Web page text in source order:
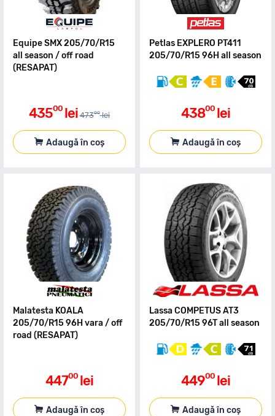
Equipe SMX 205/70/R15
all season / off road
(RESAPAT)
43500 lei 47300 lei
Adaugă în coș
Petlas EXPLERO PT411
205/70/R15 96H all season
43800 lei
Adaugă în coș
Malatesta KOALA
205/70/R15 96H vara / off
road (RESAPAT)
44700 lei
Adaugă în coș
Lassa COMPETUS AT3
205/70/R15 96T all season
44900 lei
Adaugă în coș